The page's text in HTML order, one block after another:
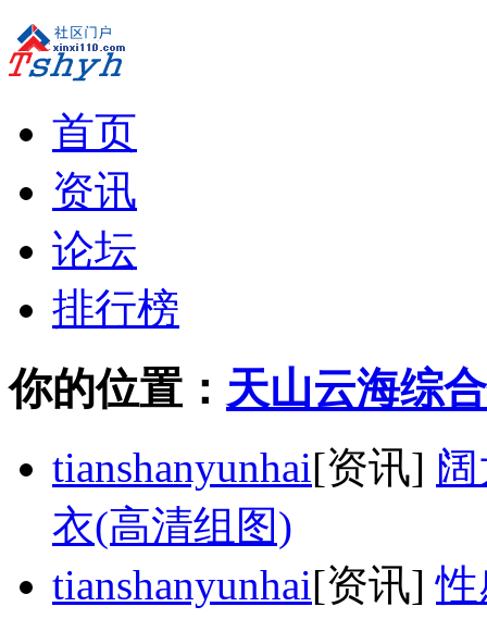
首页
资讯
论坛
排行榜
你的位置： 天山云海综
tianshanyunhai[资讯]
衣(高清组图)
tianshanyunhai[资讯]